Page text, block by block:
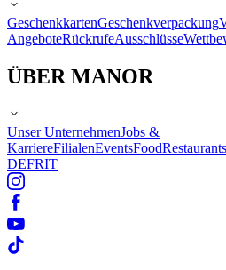
GeschenkkartenGeschenkverpackung
AngeboteRückrufeAusschlüsse
ÜBER MANOR
Unser UnternehmenJobs &
KarriereFilialenEventsFoodRestaurants
DEFRIT